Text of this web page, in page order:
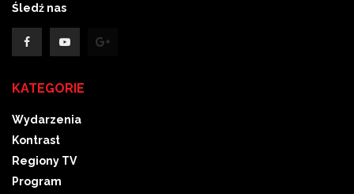
Śledź nas
KATEGORIE
Wydarzenia
Kontrast
Regiony TV
Program